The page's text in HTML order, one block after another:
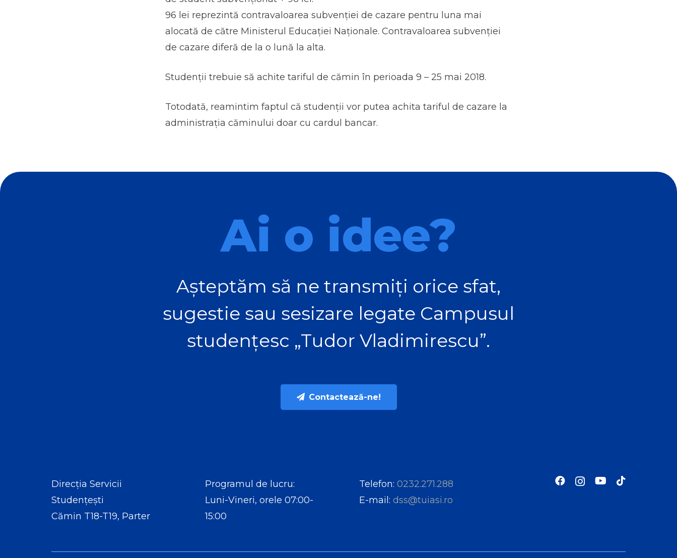
96 lei reprezintă contravaloarea subvenției de cazare pentru luna mai
alocată de către Ministerul Educației Naționale. Contravaloarea subvenției
de cazare diferă de la o lună la alta.
Studenții trebuie să achite tariful de cămin în perioada 9 – 25 mai 2018.
Totodată, reamintim faptul că studenții vor putea achita tariful de cazare la
administrația căminului doar cu cardul bancar.
Ai o idee?
Așteptăm să ne transmiți orice sfat,
sugestie sau sesizare legate Campusul
studențesc „Tudor Vladimirescu”.
Contactează-ne!
Direcția Servicii
Studențești
Cămin T18-T19, Parter
Programul de lucru:
Luni-Vineri, orele 07:00-
15:00
Telefon: 0232.271.288
E-mail: dss@tuiasi.ro